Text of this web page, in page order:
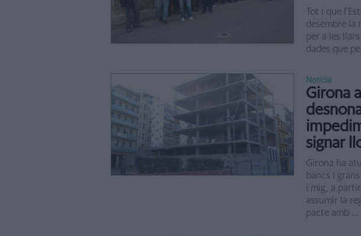
Tot i que
desembre la
per a les
dades que
Notícia
Girona
signar
Girona ha
bancs i
i mig, a
assumir la
pacte amb ...